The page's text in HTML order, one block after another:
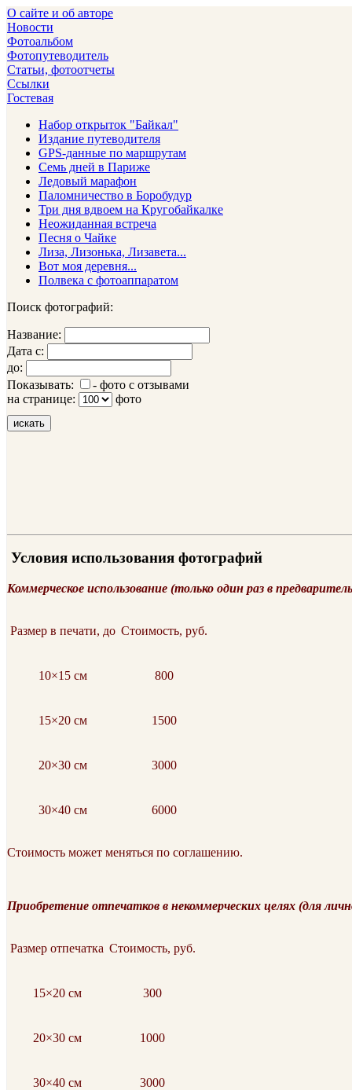
О сайте и об авторе
Новости
Фотоальбом
Фотопутеводитель
Статьи, фотоотчеты
Ссылки
Гостевая
Набор открыток "Байкал"
Издание путеводителя
GPS-данные по маршрутам
Семь дней в Париже
Ледовый марафон
Паломничество в Боробудур
Три дня вдвоем на Кругобайкалке
Неожиданная встреча
Песня о Чайке
Лиза, Лизонька, Лизавета...
Вот моя деревня...
Полвека с фотоаппаратом
Поиск фотографий:
Название:
Дата с:
до:
Показывать:
- фото с отзывами
на странице:
фото
искать
Условия использования фотографий
Коммерческое использование (только один раз в
Размер в печати, до Стоимость, руб.
10×15 см 800
15×20 см 1500
20×30 см 3000
30×40 см 6000
Стоимость может меняться по соглашению.
Приобретение отпечатков в некоммерческих целях (для
Размер отпечатка Стоимость, руб.
15×20 см 300
20×30 см 1000
30×40 см 3000